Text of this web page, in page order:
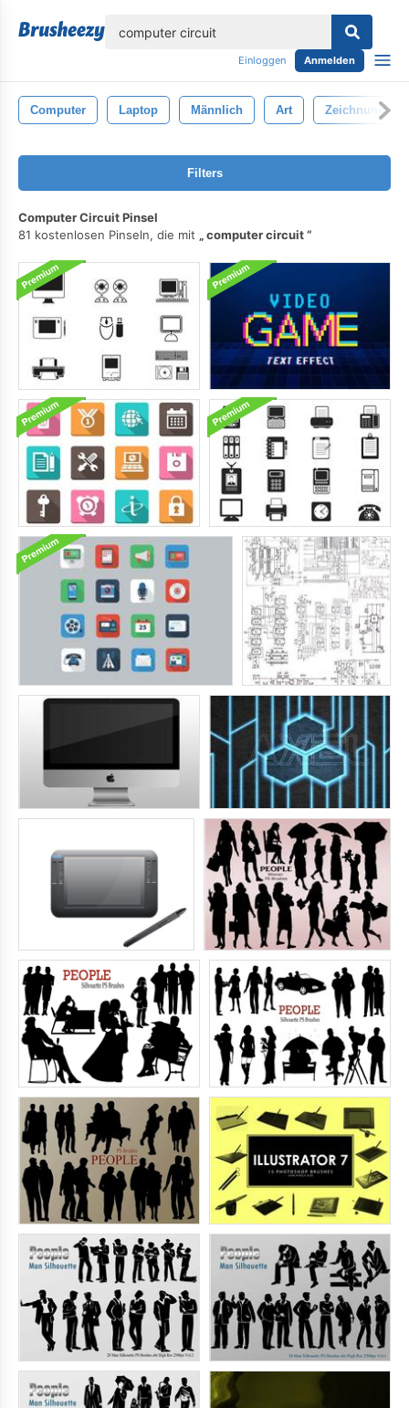
Einloggen Anmelden
Computer Laptop Männlich Art Zeichnung
Filters
Computer Circuit Pinsel
81 kostenlosen Pinseln, die mit
computer circuit